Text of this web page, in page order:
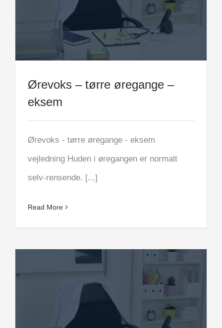
Ørevoks – tørre øregange –
eksem
Ørevoks - tørre øregange - eksem
vejledning Huden i øregangen er normalt
selv-rensende. [...]
Read More